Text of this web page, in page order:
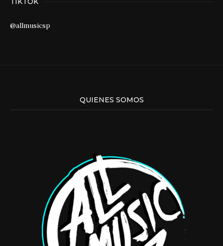
@allmusicsp
QUIENES SOMOS